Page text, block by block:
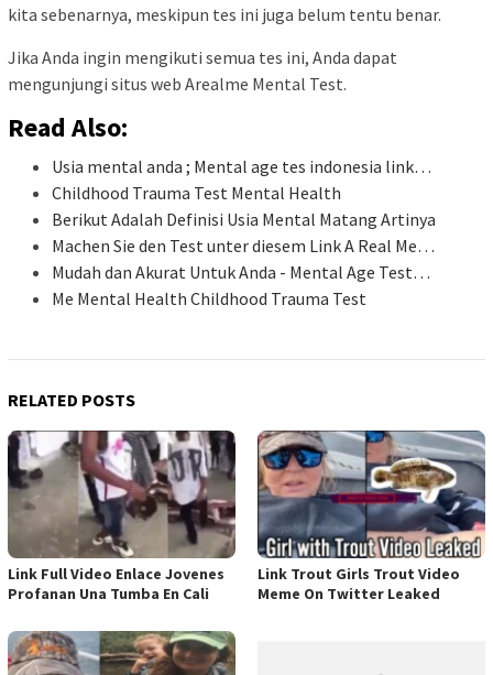
kita sebenarnya, meskipun tes ini juga belum tentu benar.
Jika Anda ingin mengikuti semua tes ini, Anda dapat
mengunjungi situs web Arealme Mental Test.
Read Also:
Usia mental anda ; Mental age tes indonesia link…
Childhood Trauma Test Mental Health
Berikut Adalah Definisi Usia Mental Matang Artinya
Machen Sie den Test unter diesem Link A Real Me…
Mudah dan Akurat Untuk Anda - Mental Age Test…
Me Mental Health Childhood Trauma Test
RELATED POSTS
Link Full Video Enlace Jovenes
Profanan Una Tumba En Cali
Link Trout Girls Trout Video
Meme On Twitter Leaked